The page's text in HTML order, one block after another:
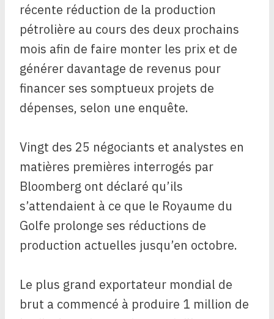
récente réduction de la production
pétrolière au cours des deux prochains
mois afin de faire monter les prix et de
générer davantage de revenus pour
financer ses somptueux projets de
dépenses, selon une enquête.
Vingt des 25 négociants et analystes en
matières premières interrogés par
Bloomberg ont déclaré qu’ils
s’attendaient à ce que le Royaume du
Golfe prolonge ses réductions de
production actuelles jusqu’en octobre.
Le plus grand exportateur mondial de
brut a commencé à produire 1 million de